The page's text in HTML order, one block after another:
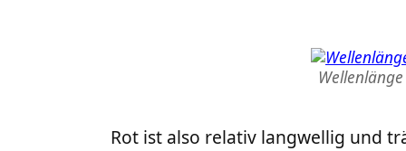
Rot ist also relativ langwellig und